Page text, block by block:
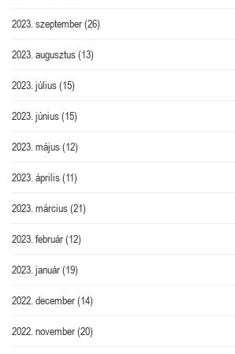
2023. szeptember(26)
2023. augusztus(13)
2023. július(15)
2023. június(15)
2023. május(12)
2023. április(11)
2023. március(21)
2023. február(12)
2023. január(19)
2022. december(14)
2022. november(20)